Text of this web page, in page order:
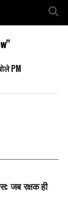
PM
जब रक्षक ही